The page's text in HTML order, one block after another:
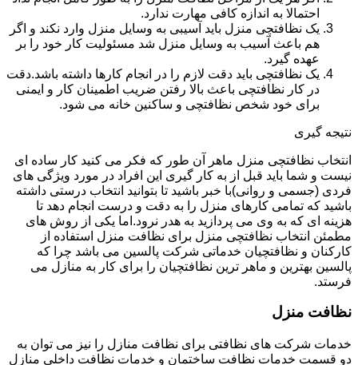
احتمالا به اندازه کافی مهارت ندارد.
یک نظافتچی منزل باید آسیبی به وسایل منزل وارد نکند و اگر
هم باعث آسیب به وسایل منزل شد مسئولیت کار خود را بر
عهده گیرد.
یک نظافتچی باید دقت لازم را در انجام کارها داشته باشد.دقت
در کار نظافتچی باعث بالا رفتن ضریب اطمینان کار و ایمنی
برای خود شخص نظافتچی و ساکنین خانه می شود.
نتیجه گیری
انتخاب نظافتچی منزل ماهر آن طور که فکر می کنید کار ساده ای
نیست و شما باید قبل از به کار گیری این افراد در مورد ویژگی های
فردی (جسمی و روانی)با خبر باشید تا بتوانید انتخاب درستی داشته
باشید که تمامی کارهای منزل را به دقت و درست انجام دهد تا
هزینه ای که به وی می پردازید به هدر نرود.اما یکی از روش های
مطمئن انتخاب نظافتچی منزل برای نظافت منزل استفاده از
کارکنان و نظافتچیان خدماتی شرکت پالسین می باشد چرا که
پالسین بهترین و ماهر ترین نظافتچیان را برای کار به منازل می
فرستد.
نظافت منزل
خدمات شرکت های نظافتی برای نظافت منازل را نیز می توان به
دو قسمت خدمات نظافت ساختمان و خدمات نظافت داخلی منازل